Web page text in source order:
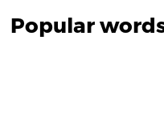
Popular